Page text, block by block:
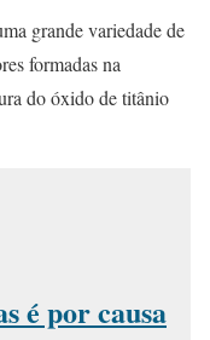
grande variedade de
formadas na
do óxido de titânio
é por causa